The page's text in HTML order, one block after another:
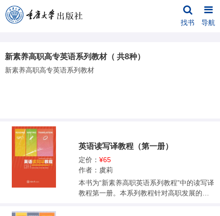
找书 导航
新素养高职高专英语系列教材（ 共8种）
新素养高职高专英语系列教材
英语读写译教程（第一册）
定价： ¥65
作者：虞莉
本书为“新素养高职英语系列教程”中的读写译
教程第一册。本系列教程针对高职发展的新